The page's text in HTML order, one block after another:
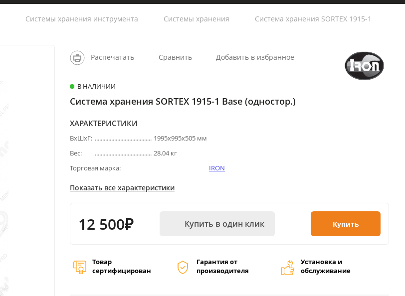
Системы хранения инструмента Системы хранения
Система хранения SORTEX 1915-1
Распечатать Сравнить Добавить в избранное
В НАЛИЧИИ
Система хранения SORTEX 1915-1 Base (одностор.)
ХАРАКТЕРИСТИКИ
ВхШхГ:
1995х995х505 мм
Вес:
28.04 кг
Торговая марка:
IRON
Показать все характеристики
12 500₽ Купить в один клик Купить
Товар
сертифицирован
Гарантия от
производителя
Установка и
обслуживание